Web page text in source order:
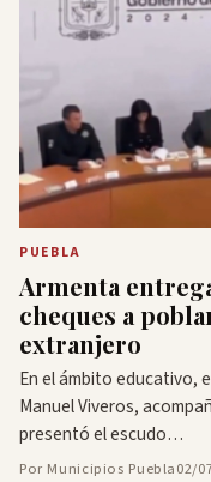
PUEBLA
Armenta
cheques a
extranjero
En el ámbito educativo,
Manuel Viveros,
presentó el escudo…
Por Municipios Puebla02/